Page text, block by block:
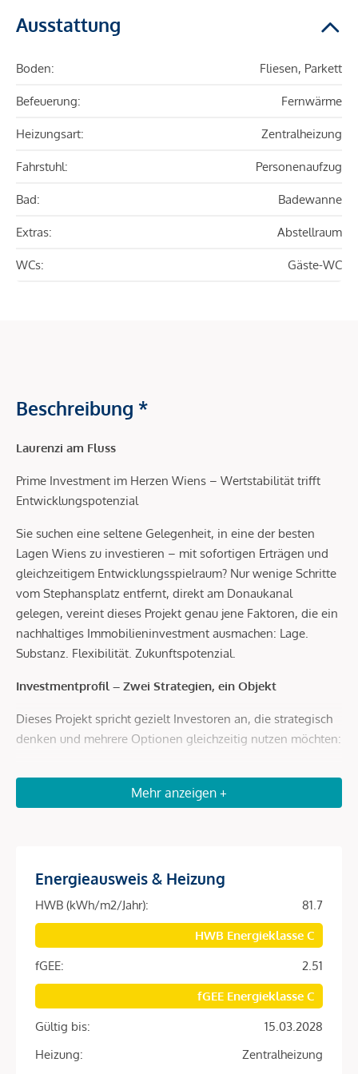
Ausstattung
Boden: Fliesen, Parkett
Befeuerung: Fernwärme
Heizungsart: Zentralheizung
Fahrstuhl: Personenaufzug
Bad: Badewanne
Extras: Abstellraum
WCs: Gäste-WC
Beschreibung *
Laurenzi am Fluss
Prime Investment im Herzen Wiens – Wertstabilität trifft
Entwicklungspotenzial
Sie suchen eine seltene Gelegenheit, in eine der besten
Lagen Wiens zu investieren – mit sofortigen Erträgen und
gleichzeitigem Entwicklungsspielraum? Nur wenige Schritte
vom Stephansplatz entfernt, direkt am Donaukanal
gelegen, vereint dieses Projekt genau jene Faktoren, die ein
nachhaltiges Immobilieninvestment ausmachen: Lage.
Substanz. Flexibilität. Zukunftspotenzial.
Investmentprofil – Zwei Strategien, ein Objekt
Dieses Projekt spricht gezielt Investoren an, die strategisch
denken und mehrere Optionen gleichzeitig nutzen möchten:
Ein Teil der Einheiten ist unbefristet vermietet und generiert
Value-Add durch Sanierung
Parallel dazu stehen bestandsfreie sowie
sanierungsbedürftige Einheiten zur Verfügung.
Individuelle Neugestaltung möglich
Optimierung von Grundrissen dank Skelettbauweise
Wertsteigerung durch gezielte Aufwertung
Das Projekt im Überblick
Mehr anzeigen +
Energieausweis & Heizung
HWB (kWh/m2/Jahr):
81.7
HWB Energieklasse C
fGEE:
2.51
fGEE Energieklasse C
Gültig bis:
15.03.2028
Heizung:
Zentralheizung